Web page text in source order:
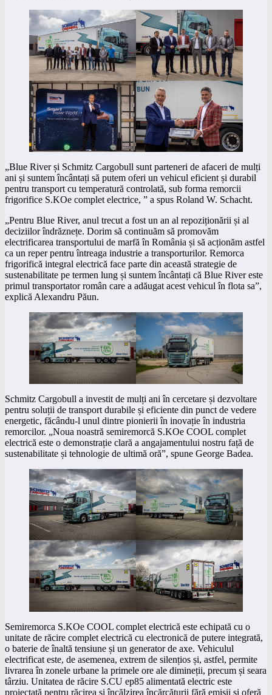
„Blue River și Schmitz Cargobull sunt parteneri de afaceri de mulți
ani și suntem încântați să putem oferi un vehicul eficient și durabil
pentru transport cu temperatură controlată, sub forma remorcii
frigorifice S.KOe complet electrice, ” a spus Roland W. Schacht.
„Pentru Blue River, anul trecut a fost un an al repoziționării și al
deciziilor îndrăznețe. Dorim să continuăm să promovăm
electrificarea transportului de marfă în România și să acționăm astfel
ca un reper pentru întreaga industrie a transporturilor. Remorca
frigorifică integral electrică face parte din această strategie de
sustenabilitate pe termen lung și suntem încântați că Blue River este
primul transportator român care a adăugat acest vehicul în flota sa”,
explică Alexandru Păun.
Schmitz Cargobull a investit de mulți ani în cercetare și dezvoltare
pentru soluții de transport durabile și eficiente din punct de vedere
energetic, făcându-l unul dintre pionierii în inovație în industria
remorcilor. „Noua noastră semiremorcă S.KOe COOL complet
electrică este o demonstrație clară a angajamentului nostru față de
sustenabilitate și tehnologie de ultimă oră”, spune George Badea.
Semiremorca S.KOe COOL complet electrică este echipată cu o
unitate de răcire complet electrică cu electronică de putere integrată,
o baterie de înaltă tensiune și un generator de axe. Vehiculul
electrificat este, de asemenea, extrem de silențios și, astfel, permite
livrarea în zonele urbane la primele ore ale dimineții, precum și seara
târziu. Unitatea de răcire S.CU ep85 alimentată electric este
proiectată pentru răcirea și încălzirea încărcăturii fără emisii și oferă